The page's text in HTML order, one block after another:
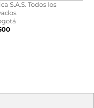
S.A.S. Todos los